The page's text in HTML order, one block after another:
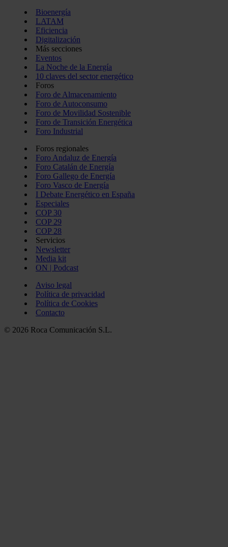
Bioenergía
LATAM
Eficiencia
Digitalización
Más secciones
Eventos
La Noche de la Energía
10 claves del sector energético
Foros
Foro de Almacenamiento
Foro de Autoconsumo
Foro de Movilidad Sostenible
Foro de Transición Energética
Foro Industrial
Foros regionales
Foro Andaluz de Energía
Foro Catalán de Energía
Foro Gallego de Energía
Foro Vasco de Energía
I Debate Energético en España
Especiales
COP 30
COP 29
COP 28
Servicios
Newsletter
Media kit
ON | Podcast
Aviso legal
Política de privacidad
Política de Cookies
Contacto
© 2026 Roca Comunicación S.L.